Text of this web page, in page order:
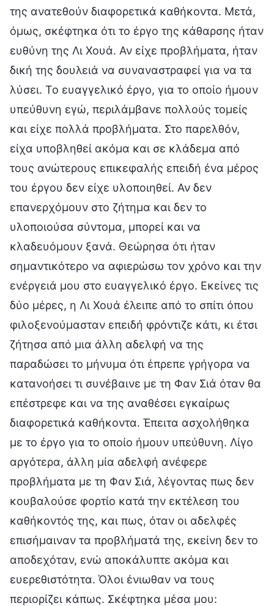
της ανατεθούν διαφορετικά καθήκοντα. Μετά,
όμως, σκέφτηκα ότι το έργο της κάθαρσης ήταν
ευθύνη της Λι Χουά. Αν είχε προβλήματα, ήταν
δική της δουλειά να συναναστραφεί για να τα
λύσει. Το ευαγγελικό έργο, για το οποίο ήμουν
υπεύθυνη εγώ, περιλάμβανε πολλούς τομείς
και είχε πολλά προβλήματα. Στο παρελθόν,
είχα υποβληθεί ακόμα και σε κλάδεμα από
τους ανώτερους επικεφαλής επειδή ένα μέρος
του έργου δεν είχε υλοποιηθεί. Αν δεν
επανερχόμουν στο ζήτημα και δεν το
υλοποιούσα σύντομα, μπορεί και να
κλαδευόμουν ξανά. Θεώρησα ότι ήταν
σημαντικότερο να αφιερώσω τον χρόνο και την
ενέργειά μου στο ευαγγελικό έργο. Εκείνες τις
δύο μέρες, η Λι Χουά έλειπε από το σπίτι όπου
φιλοξενούμασταν επειδή φρόντιζε κάτι, κι έτσι
ζήτησα από μια άλλη αδελφή να της
παραδώσει το μήνυμα ότι έπρεπε γρήγορα να
κατανοήσει τι συνέβαινε με τη Φαν Σιά όταν θα
επέστρεφε και να της αναθέσει εγκαίρως
διαφορετικά καθήκοντα. Έπειτα ασχολήθηκα
με το έργο για το οποίο ήμουν υπεύθυνη. Λίγο
αργότερα, άλλη μία αδελφή ανέφερε
προβλήματα με τη Φαν Σιά, λέγοντας πως δεν
κουβαλούσε φορτίο κατά την εκτέλεση του
καθήκοντός της, και πως, όταν οι αδελφές
επισήμαιναν τα προβλήματά της, εκείνη δεν το
αποδεχόταν, ενώ αποκάλυπτε ακόμα και
ευερεθιστότητα. Όλοι ένιωθαν να τους
περιορίζει κάπως. Σκέφτηκα μέσα μου: